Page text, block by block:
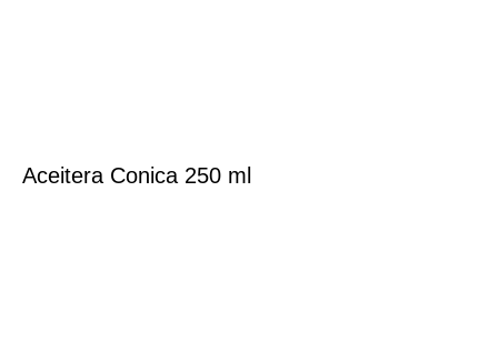
Aceitera Conica 250 ml